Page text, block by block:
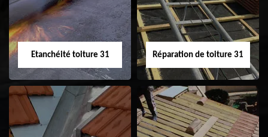
toiture 31
Etanchéité toiture 31 Réparation de toiture 31